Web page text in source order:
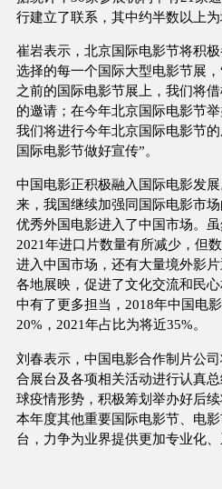
行建立了联系，其中约半数以上为
崔岩表示，北京国际电影节将积
选择的每一个国际大型电影节展
之前的国际电影节展上，我们将
的邀请；在今年北京国际电影节
我们将进行今年北京国际电影节
国际电影节做好宣传”。
中国电影正积极融入国际电影发
来，我国继续加强同国际电影市
优秀外国电影进入了中国市场。虽
2021年进口片数量有所减少，但
进入中国市场，还有大量境外影
各地展映，促进了文化交流和民
中有了更多担当，2018年中国电
20%，2021年占比为将近35%。
刘春表示，中国电影合作制片公
合展台及各项相关活动进行认真
球疫情形势，积极筹划举办好后
本年度其他重要国际电影节、电
台，力争为业界提供更加专业化、